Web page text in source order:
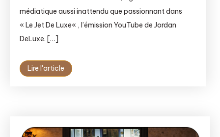
médiatique aussi inattendu que passionnant dans
« Le Jet De Luxe« , l’émission YouTube de Jordan
DeLuxe. […]
Lire l'article